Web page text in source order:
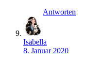
Antworten
Isabella
8. Januar 2020